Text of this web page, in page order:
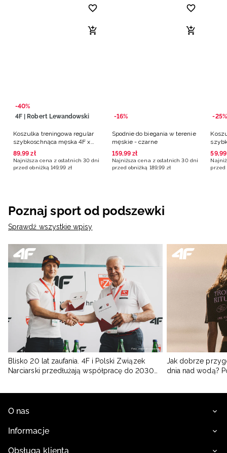
-40%
4F | Robert Lewandowski
Koszulka treningowa regular
szybkoschnąca męska 4F x
Robert Lewandowski -
turkusowa
89,99 zł
Najniższa cena z ostatnich 30 dni
przed obniżką 149,99 zł
-16%
Spodnie do biegania w terenie
męskie - czarne
159,99 zł
Najniższa cena z ostatnich 30 dni
przed obniżką 189,99 zł
-25%
59,99
przed
Poznaj sport od podszewki
Sprawdź wszystkie wpisy
Blisko 20 lat zaufania. 4F i Polski Związek
Narciarski przedłużają współpracę do 2030
Jak dobrze
dnia nad wodą?
O nas
Informacje
Obsługa klienta